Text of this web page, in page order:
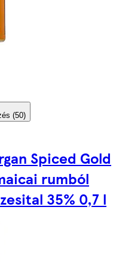
(50)
Spiced Gold
rumból
35% 0,7 l